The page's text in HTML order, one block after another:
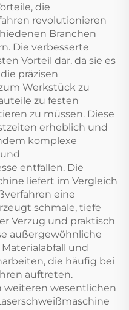
die
revolutionieren
Branchen
Die verbesserte
Vorteil dar, da sie es
präzisen
Werkstück zu
zu festen
zu müssen. Diese
erheblich und
komplexe
entfallen. Die
liefert im Vergleich
eine
schmale, tiefe
Verzug und praktisch
außergewöhnliche
und
die häufig bei
auftreten.
weiteren wesentlichen